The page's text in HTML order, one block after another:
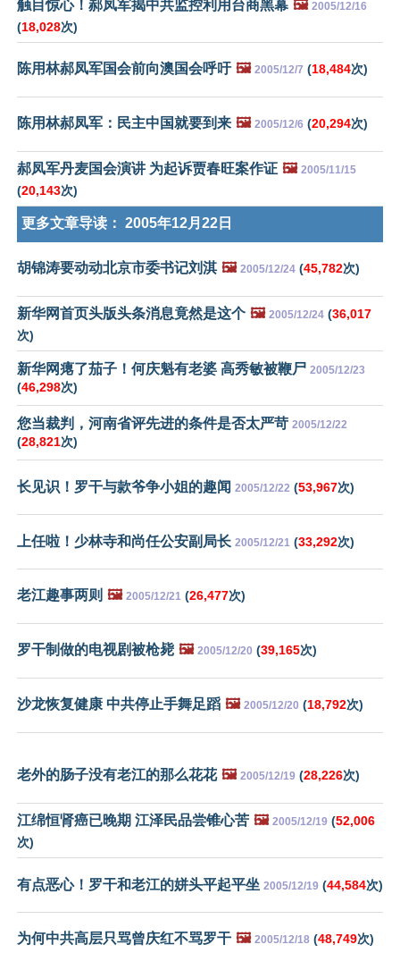
触目惊心！郝凤军揭中共监控利用台商黑幕 🖼️ 2005/12/16
(18,028次)
陈用林郝凤军国会前向澳国会呼吁 🖼️ 2005/12/7 (18,484次)
陈用林郝凤军：民主中国就要到来 🖼️ 2005/12/6 (20,294次)
郝凤军丹麦国会演讲 为起诉贾春旺案作证 🖼️ 2005/11/15
(20,143次)
更多文章导读： 2005年12月22日
胡锦涛要动动北京市委书记刘淇 🖼️ 2005/12/24 (45,782次)
新华网首页头版头条消息竟然是这个 🖼️ 2005/12/24 (36,017
次)
新华网瘪了茄子！何庆魁有老婆 高秀敏被鞭尸 2005/12/23
(46,298次)
您当裁判，河南省评先进的条件是否太严苛 2005/12/22
(28,821次)
长见识！罗干与款爷争小姐的趣闻 2005/12/22 (53,967次)
上任啦！少林寺和尚任公安副局长 2005/12/21 (33,292次)
老江趣事两则 🖼️ 2005/12/21 (26,477次)
罗干制做的电视剧被枪毙 🖼️ 2005/12/20 (39,165次)
沙龙恢复健康 中共停止手舞足蹈 🖼️ 2005/12/20 (18,792次)
老外的肠子没有老江的那么花花 🖼️ 2005/12/19 (28,226次)
江绵恒肾癌已晚期 江泽民品尝锥心苦 🖼️ 2005/12/19 (52,006
次)
有点恶心！罗干和老江的姘头平起平坐 2005/12/19 (44,584次)
为何中共高层只骂曾庆红不骂罗干 🖼️ 2005/12/18 (48,749次)